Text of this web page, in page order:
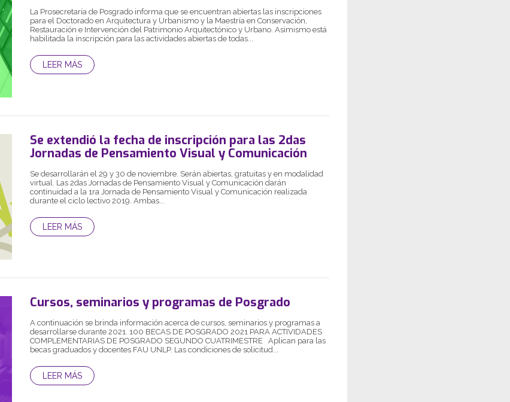
La Prosecretaría de Posgrado informa que se encuentran abiertas las inscripciones
para el Doctorado en Arquitectura y Urbanismo y la Maestría en Conservación,
Restauración e Intervención del Patrimonio Arquitectónico y Urbano. Asimismo está
habilitada la inscripción para las actividades abiertas de todas...
LEER MÁS
Se extendió la fecha de inscripción para las 2das
Jornadas de Pensamiento Visual y Comunicación
Se desarrollarán el 29 y 30 de noviembre. Serán abiertas, gratuitas y en modalidad
virtual. Las 2das Jornadas de Pensamiento Visual y Comunicación darán
continuidad a la 1ra Jornada de Pensamiento Visual y Comunicación realizada
durante el ciclo lectivo 2019. Ambas...
LEER MÁS
Cursos, seminarios y programas de Posgrado
A continuación se brinda información acerca de cursos, seminarios y programas a
desarrollarse durante 2021. 100 BECAS DE POSGRADO 2021 PARA ACTIVIDADES
COMPLEMENTARIAS DE POSGRADO SEGUNDO CUATRIMESTRE Aplican para las
becas graduados y docentes FAU UNLP. Las condiciones de solicitud...
LEER MÁS